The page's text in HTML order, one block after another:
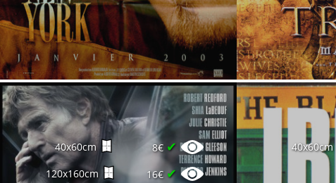
40x60cm 8€ ✔
120x160cm 16€ ✔
40x60cm